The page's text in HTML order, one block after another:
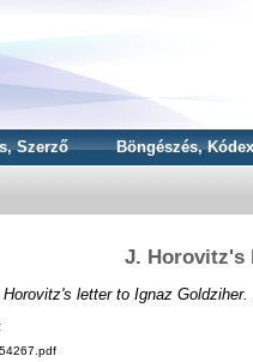
Szerző Böngészés, Kódex
J. Horovitz's
letter to Ignaz Goldziher.